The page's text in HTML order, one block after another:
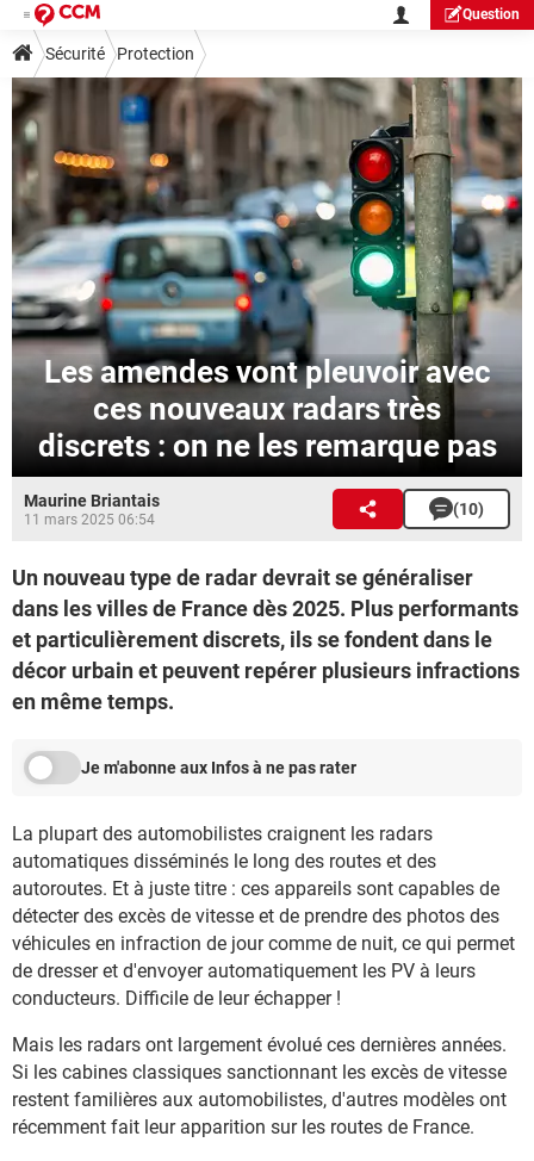
Question
Sécurité Protection
Les amendes vont pleuvoir avec
ces nouveaux radars très
discrets : on ne les remarque pas
Maurine Briantais
11 mars 2025 06:54
(10)
Un nouveau type de radar devrait se généraliser
dans les villes de France dès 2025. Plus performants
et particulièrement discrets, ils se fondent dans le
décor urbain et peuvent repérer plusieurs infractions
en même temps.
Je m'abonne aux Infos à ne pas rater
La plupart des automobilistes craignent les radars
automatiques disséminés le long des routes et des
autoroutes. Et à juste titre : ces appareils sont capables de
détecter des excès de vitesse et de prendre des photos des
véhicules en infraction de jour comme de nuit, ce qui permet
de dresser et d'envoyer automatiquement les PV à leurs
conducteurs. Difficile de leur échapper !
Mais les radars ont largement évolué ces dernières années.
Si les cabines classiques sanctionnant les excès de vitesse
restent familières aux automobilistes, d'autres modèles ont
récemment fait leur apparition sur les routes de France.